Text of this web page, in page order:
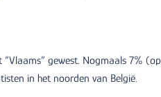
gewest. Nogmaals 7%
in het noorden van België.